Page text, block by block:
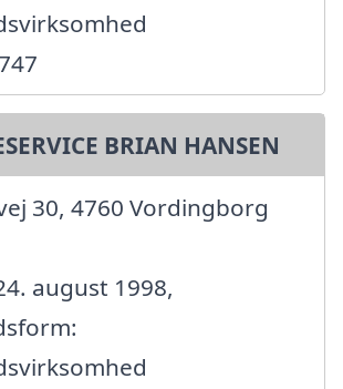
BRIAN HANSEN
30, 4760 Vordingborg
august 1998,